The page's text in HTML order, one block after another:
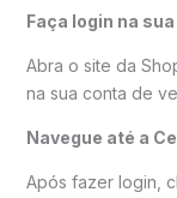
Faça login na
Abra o site da
na sua conta de
Navegue até a
Após fazer login,